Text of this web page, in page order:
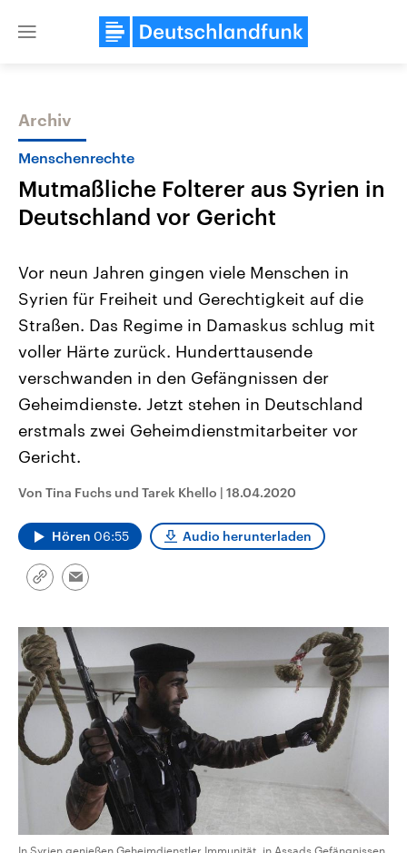
Close
Themen
Landtagswahl Sachsen-Anhalt
2026
Alle Informationen
Sachsen-Anhalt wählt am 6.
September 2026 einen neuen
Landtag. Seit 2021 wird das
Bundesland von einer Koalition aus
Umfragen, Prognosen,
Wahlprogramme, aktuelle Berichte
und Hintergründe zu den Parteien
Wahl.
USA
Aktuelle Beiträge,
Hintergründe
Wirtschaftlich und
gehören die Vereinigten
den mächtigsten Ländern
mit großem Einfluss auf
Sendungen
Archiv
Menschenrechte
Mutmaßliche Folterer aus Syrien in
Deutschland vor Gericht
Vor neun Jahren gingen viele Menschen in
Syrien für Freiheit und Gerechtigkeit auf die
Straßen. Das Regime in Damaskus schlug mit
voller Härte zurück. Hunderttausende
verschwanden in den Gefängnissen der
Geheimdienste. Jetzt stehen in Deutschland
erstmals zwei Geheimdienstmitarbeiter vor
Gericht.
Von Tina Fuchs und Tarek Khello | 18.04.2020
Hören 06:55 Audio herunterladen
Link
Email